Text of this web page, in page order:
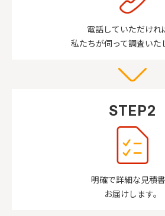
電話していただけれ
私たちが伺って調査いた
STEP2
明確で詳細な見積
お届けします。